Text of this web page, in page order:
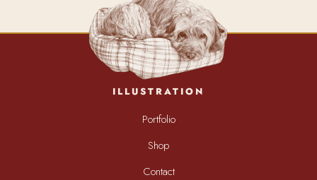
ILLUSTRATION
Portfolio
Shop
Contact